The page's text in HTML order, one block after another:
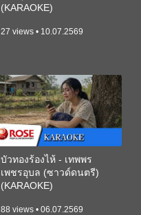
(KARAOKE)
27 views • 10.07.2569
บัวทองร้องไห้ - เทพพร
เพชรอุบล (ซาวด์ดนตรี)
(KARAOKE)
88 views • 06.07.2569